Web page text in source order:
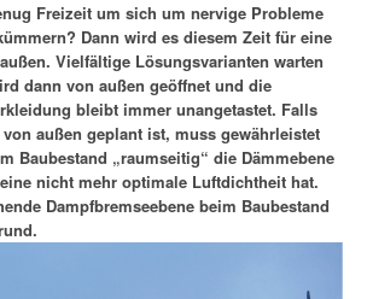
Freizeit um sich um nervige Probleme
Dann wird es diesem Zeit für eine
Vielfältige Lösungsvarianten warten
dann von außen geöffnet und die
bleibt immer unangetastet. Falls
außen geplant ist, muss gewährleistet
Baubestand „raumseitig“ die Dämmebene
nicht mehr optimale Luftdichtheit hat.
Dampfbremseebene beim Baubestand